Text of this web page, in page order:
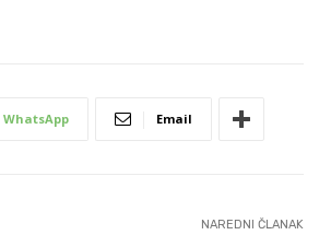
WhatsApp Email
NAREDNI ČLANAK